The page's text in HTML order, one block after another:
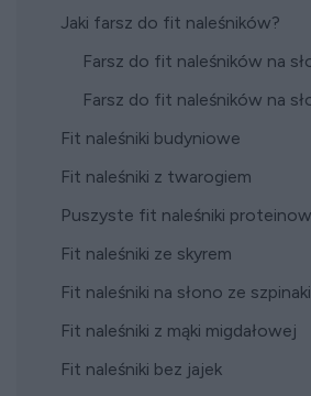
Jaki farsz do fit naleśników?
Farsz do fit naleśników na
Farsz do fit naleśników na
Fit naleśniki budyniowe
Fit naleśniki z twarogiem
Puszyste fit naleśniki
Fit naleśniki ze skyrem
Fit naleśniki na słono ze
Fit naleśniki z mąki migdałowej
Fit naleśniki bez jajek